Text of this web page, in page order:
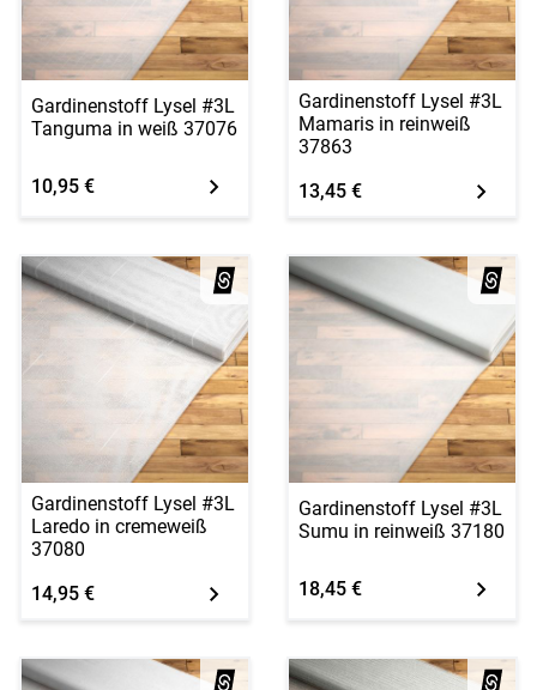
Gardinenstoff Lysel #3L
Tanguma in weiß 37076
10,95 €
Gardinenstoff Lysel #3L
Mamaris in reinweiß
37863
13,45 €
Gardinenstoff Lysel #3L
Laredo in cremeweiß
37080
14,95 €
Gardinenstoff Lysel #3L
Sumu in reinweiß 37180
18,45 €